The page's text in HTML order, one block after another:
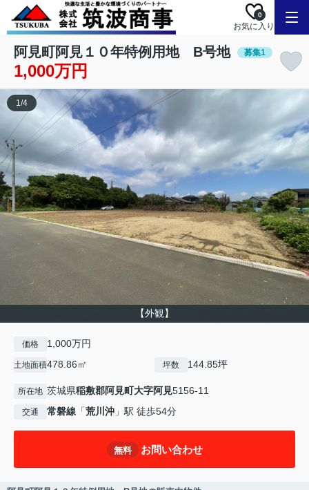
0
お気に入り
阿見町阿見１０年特例用地 B号地 募集1
1,000万円
【外観】
1/4
価格 1,000万円
土地面積478.86㎡ 坪数 144.85坪
所在地 茨城県稲敷郡阿見町大字阿見5156-11
交通 常磐線 「荒川沖 」駅 徒歩54分
無料 お問い合わせ